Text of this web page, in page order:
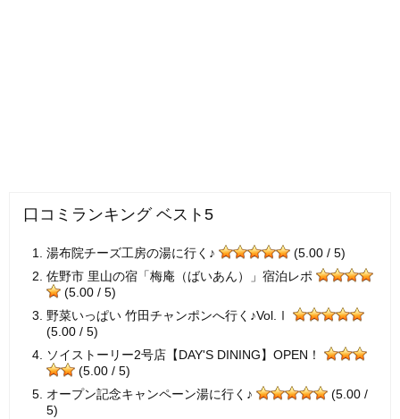
口コミランキング ベスト5
湯布院チーズ工房の湯に行く♪
(5.00 / 5)
佐野市 里山の宿「梅庵（ばいあん）」宿泊レポ
(5.00 / 5)
野菜いっぱい 竹田チャンポンへ行く♪Vol.Ⅰ
(5.00 / 5)
ソイストーリー2号店【DAY'S DINING】OPEN！
(5.00 / 5)
オープン記念キャンペーン湯に行く♪
(5.00 /
5)